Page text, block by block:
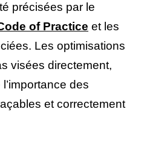
précisées par le
of Practice et les
Les optimisations
visées directement,
des
et correctement